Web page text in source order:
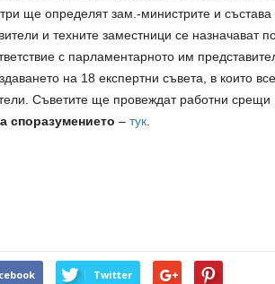
ще определят зам.-министрите и състава
и техните заместници се назначават
с парламентарното им
на 18 експертни съвета, в които
Съветите ще провеждат работни
споразумението – тук.
Twitter